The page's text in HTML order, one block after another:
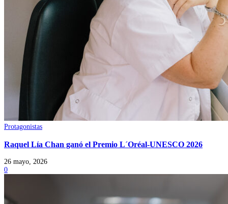
Protagonistas
Raquel Lía Chan ganó el Premio L´Oréal-UNESCO 2026
26 mayo, 2026
0